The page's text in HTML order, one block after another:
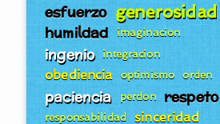
esfuerzo generosidad
humildad imaginacion
ingenio integracion
obediencia optimismo orden
paciencia perdon respeto
responsabilidad
sinceridad